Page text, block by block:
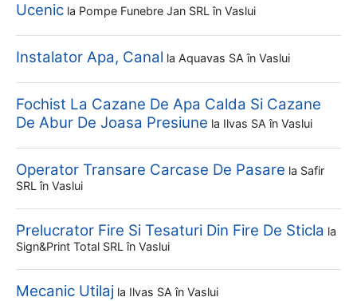
Ucenic la Pompe Funebre Jan SRL în Vaslui
Instalator Apa, Canal la Aquavas SA în Vaslui
Fochist La Cazane De Apa Calda Si Cazane
De Abur De Joasa Presiune la Ilvas SA în Vaslui
Operator Transare Carcase De Pasare la Safir
SRL în Vaslui
Prelucrator Fire Si Tesaturi Din Fire De Sticla la
Sign&print Total SRL în Vaslui
Mecanic Utilaj la Ilvas SA în Vaslui